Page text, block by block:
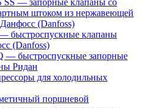
SS — запорные клапаны со
штоком из нержавеющей
(Danfoss)
быстроспускные клапаны
(Danfoss)
— быстроспускные запорные
Ридан
для холодильных
поршневой